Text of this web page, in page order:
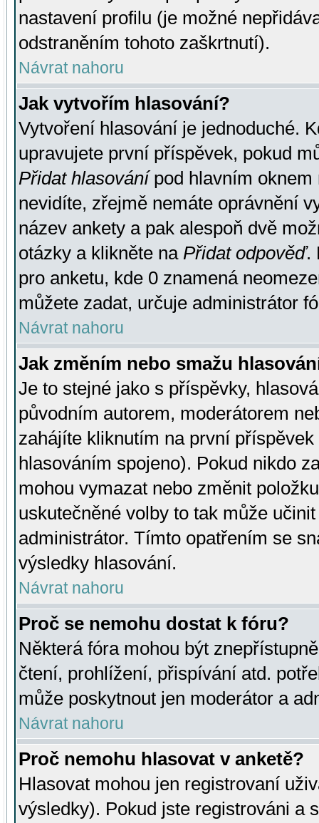
nastavení profilu (je možné
odstraněním tohoto zaškrtnutí).
Návrat nahoru
Jak vytvořím hlasování?
Vytvoření hlasování je jednoduché.
upravujete první příspěvek, pokud
Přidat hlasovánípod hlavním oknem
nevidíte, zřejmě nemáte oprávnění
název ankety a pak alespoň dvě
otázky a klikněte na Přidat odpověď.
pro anketu, kde 0 znamená
můžete zadat, určuje administrátor
Návrat nahoru
Jak změním nebo smažu
Je to stejné jako s příspěvky,
původním autorem, moderátorem
zahájíte kliknutím na první
hlasováním spojeno). Pokud nikdo
mohou vymazat nebo změnit
uskutečněné volby to tak může
administrátor. Tímto opatřením se
výsledky hlasování.
Návrat nahoru
Proč se nemohu dostat k fóru?
Některá fóra mohou být
čtení, prohlížení, přispívání atd.
může poskytnout jen moderátor a
Návrat nahoru
Proč nemohu hlasovat v anketě?
Hlasovat mohou jen registrovaní
výsledky). Pokud jste registrováni a